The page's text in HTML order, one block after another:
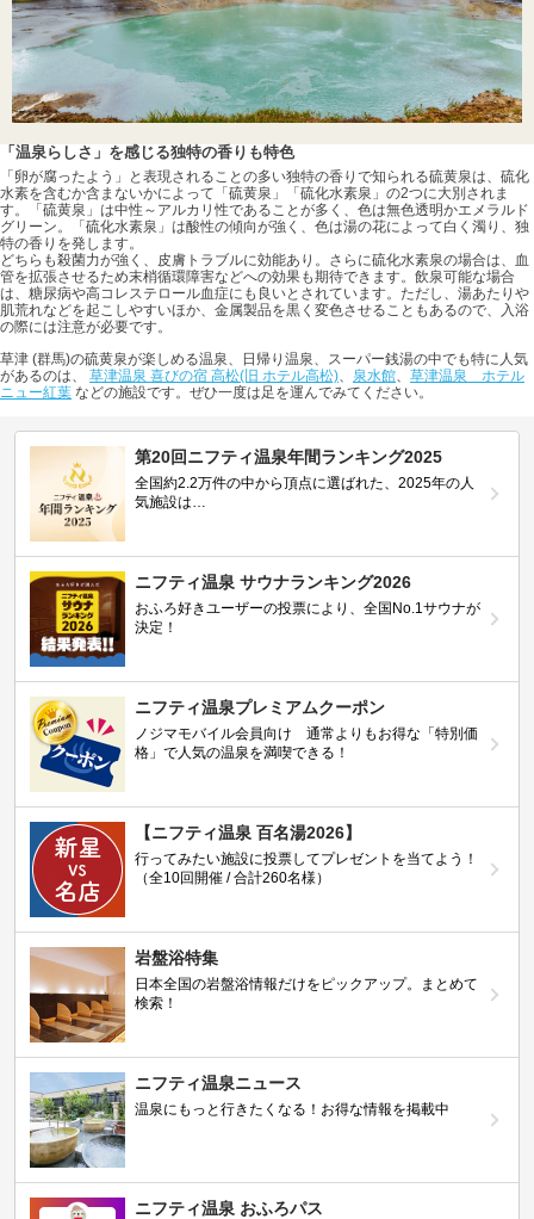
「温泉らしさ」を感じる独特の香りも特色
「卵が腐ったよう」と表現されることの多い独特の香りで知られる硫黄泉は、硫化
水素を含むか含まないかによって「硫黄泉」「硫化水素泉」の2つに大別されま
す。「硫黄泉」は中性～アルカリ性であることが多く、色は無色透明かエメラルド
グリーン。「硫化水素泉」は酸性の傾向が強く、色は湯の花によって白く濁り、独
特の香りを発します。
どちらも殺菌力が強く、皮膚トラブルに効能あり。さらに硫化水素泉の場合は、血
管を拡張させるため末梢循環障害などへの効果も期待できます。飲泉可能な場合
は、糖尿病や高コレステロール血症にも良いとされています。ただし、湯あたりや
肌荒れなどを起こしやすいほか、金属製品を黒く変色させることもあるので、入浴
の際には注意が必要です。
草津 (群馬)の硫黄泉が楽しめる温泉、日帰り温泉、スーパー銭湯の中でも特に人気
があるのは、 草津温泉 喜びの宿 高松(旧 ホテル高松)、 泉水館、 草津温泉 ホテル
ニュー紅葉 などの施設です。ぜひ一度は足を運んでみてください。
第20回ニフティ温泉年間ランキング2025
全国約2.2万件の中から頂点に選ばれた、2025年の人
気施設は…
ニフティ温泉 サウナランキング2026
おふろ好きユーザーの投票により、全国No.1サウナが
決定！
ニフティ温泉プレミアムクーポン
ノジマモバイル会員向け 通常よりもお得な「特別価
格」で人気の温泉を満喫できる！
【ニフティ温泉 百名湯2026】
行ってみたい施設に投票してプレゼントを当てよう！
（全10回開催 / 合計260名様）
岩盤浴特集
日本全国の岩盤浴情報だけをピックアップ。まとめて
検索！
ニフティ温泉ニュース
温泉にもっと行きたくなる！お得な情報を掲載中
ニフティ温泉 おふろパス